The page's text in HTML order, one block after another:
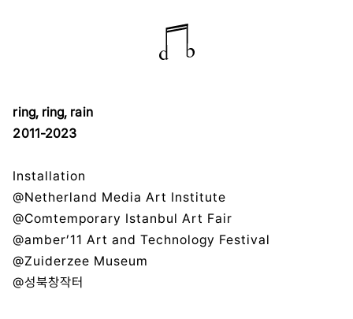
ring, ring, rain
2011-2023
Installation
@Netherland Media Art Institute
@Comtemporary Istanbul Art Fair
@amber’11 Art and Technology Festival
@Zuiderzee Museum
@성북창작터